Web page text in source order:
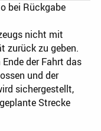
bei Rückgabe
nicht mit
zurück zu geben.
der Fahrt das
und der
sichergestellt,
Strecke